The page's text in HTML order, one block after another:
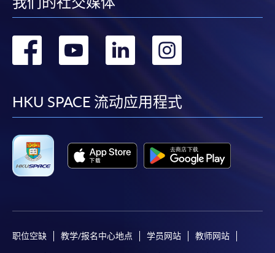
转
facebook
转
youtube
转
linkedin
HKU SPACE 流动应用程式
职位空缺 教学/报名中心地点 学员网站 教师网站